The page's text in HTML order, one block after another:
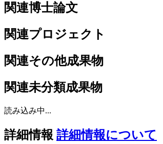
関連博士論文
関連プロジェクト
関連その他成果物
関連未分類成果物
読み込み中...
詳細情報 詳細情報について